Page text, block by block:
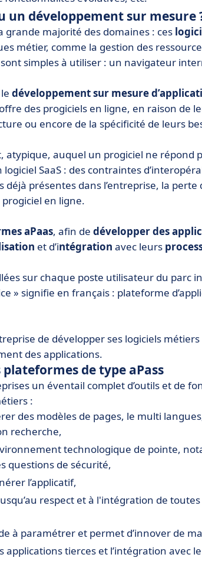
un développement sur mesure
grande majorité des domaines : ces
métier, comme la gestion des
simples à utiliser : un navigateur
développement sur mesure
des progiciels en ligne, en raison de
ou encore de la spécificité de leurs
atypique, auquel un progiciel ne répond
SaaS : des contraintes
déjà présentes dans l’entreprise, la
progiciel en ligne.
aPaas, afin de développer des
et d’intégration avec leurs
sur chaque poste utilisateur du parc
» signifie en français : plateforme
de développer ses logiciels
des applications.
de type aPass
un éventail complet d’outils et de
:
des modèles de pages, le multi
recherche,
technologique de pointe,
questions de sécurité,
l’applicatif,
respect et à l'intégration de
à paramétrer et permet d’innover de
applications tierces et l’intégration avec